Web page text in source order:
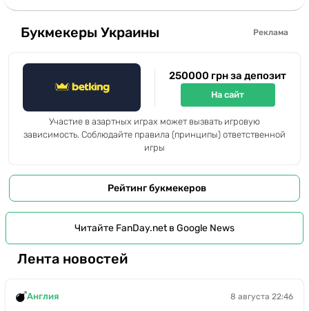
Букмекеры Украины Реклама
250000 грн за депозит
На сайт
Участие в азартных играх может вызвать игровую
зависимость. Соблюдайте правила (принципы) ответственной
игры
Рейтинг букмекеров
Читайте FanDay.net в Google News
Лента новостей
Англия 8 августа 22:46